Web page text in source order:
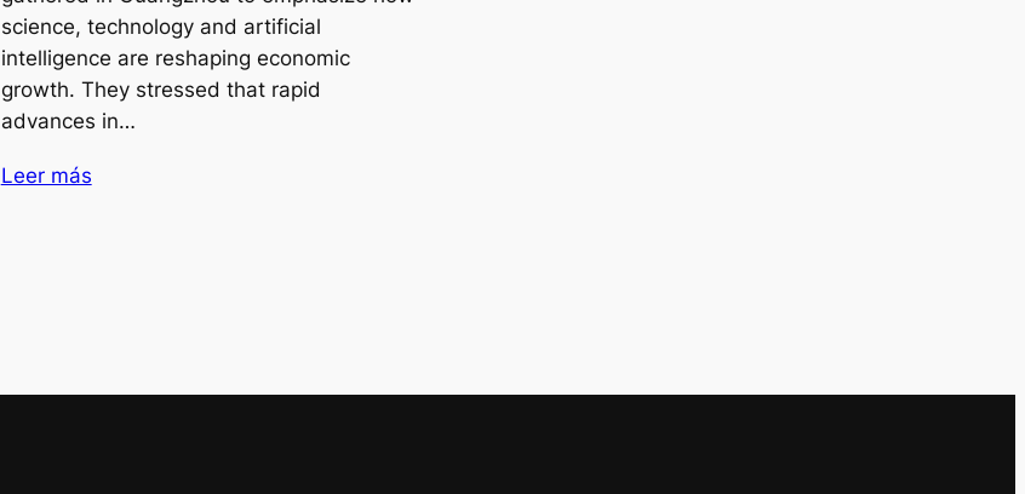
science, technology and artificial
intelligence are reshaping economic
growth. They stressed that rapid
advances in…
Leer más